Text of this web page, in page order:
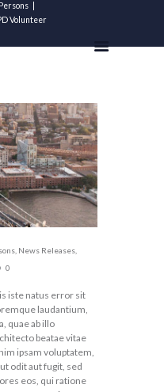
Volunteer
News Releases
0
iste natus error sit
laudantium,
quae ab illo
beatae vitae
ipsam voluptatem,
odit aut fugit, sed
eos, qui ratione